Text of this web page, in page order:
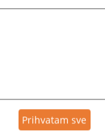
Prihvatam sve